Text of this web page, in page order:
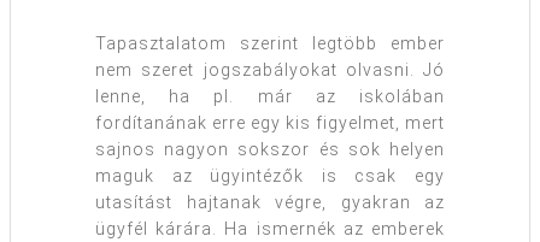
Tapasztalatom szerint legtöbb ember
nem szeret jogszabályokat olvasni. Jó
lenne, ha pl. már az iskolában
fordítanának erre egy kis figyelmet, mert
sajnos nagyon sokszor és sok helyen
maguk az ügyintézők is csak egy
utasítást hajtanak végre, gyakran az
ügyfél kárára. Ha ismernék az emberek